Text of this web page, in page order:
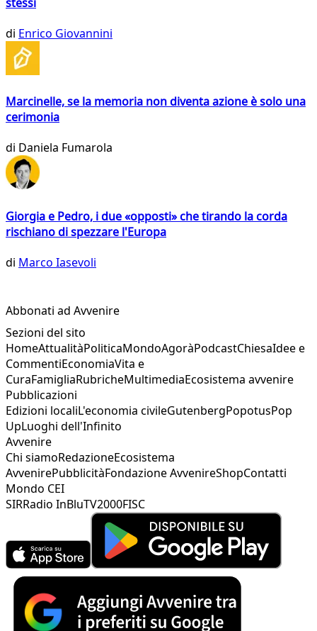
di Enrico Giovannini
Marcinelle, se la memoria non diventa azione è solo una
cerimonia
di Daniela Fumarola
Giorgia e Pedro, i due «opposti» che tirando la corda
rischiano di spezzare l'Europa
di Marco Iasevoli
Abbonati ad Avvenire
Sezioni del sito
HomeAttualitàPoliticaMondoAgoràPodcastChiesaIdee e
CommentiEconomiaVita e
CuraFamigliaRubricheMultimediaEcosistema avvenire
Pubblicazioni
Edizioni localiL'economia civileGutenbergPopotusPop
UpLuoghi dell'Infinito
Avvenire
Chi siamoRedazioneEcosistema
AvvenirePubblicitàFondazione AvvenireShopContatti
Mondo CEI
SIRRadio InBluTV2000FISC